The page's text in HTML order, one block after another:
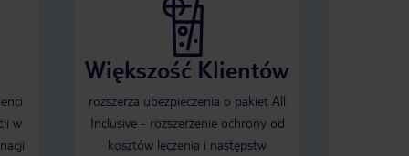
w
Większość Klientów
rozszerza ubezpieczenia o pakiet All
Inclusive - rozszerzenie ochrony od
kosztów leczenia i następstw